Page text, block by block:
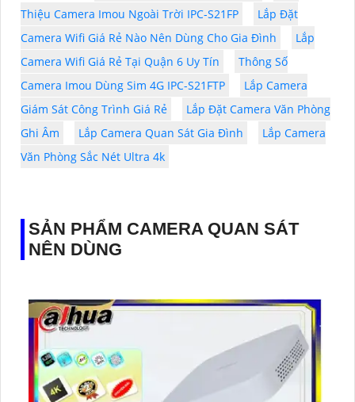
Thiệu Camera Imou Ngoài Trời IPC-S21FP
Lắp Đặt
Camera Wifi Giá Rẻ Nào Nên Dùng Cho Gia Đình
Lắp
Camera Wifi Giá Rẻ Tại Quận 6 Uy Tín
Thông Số
Camera Imou Dùng Sim 4G IPC-S21FTP
Lắp Camera
Giám Sát Công Trình Giá Rẻ
Lắp Đặt Camera Văn Phòng
Ghi Âm
Lắp Camera Quan Sát Gia Đình
Lắp Camera
Văn Phòng Sắc Nét Ultra 4k
SẢN PHẨM CAMERA QUAN SÁT
NÊN DÙNG